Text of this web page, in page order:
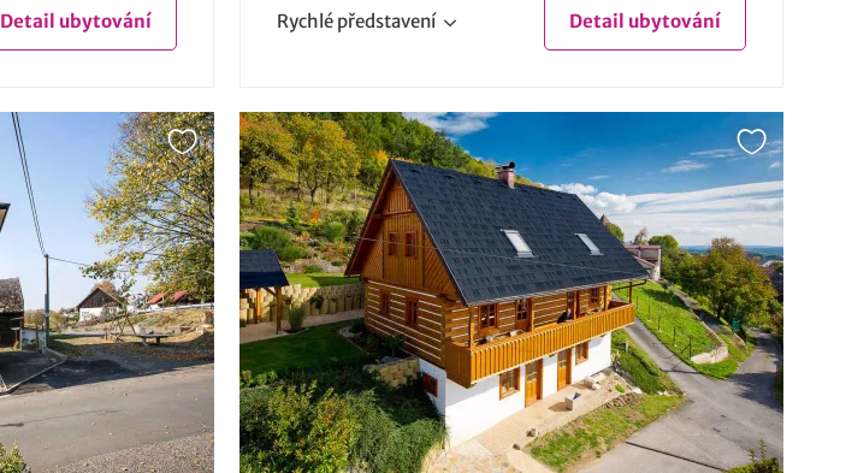
Detail ubytování Rychlé představení Detail ubytování